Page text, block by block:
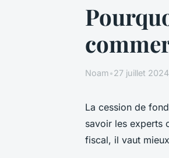
Noam•27 juillet 2024
La cession de
savoir les experts
fiscal, il vaut